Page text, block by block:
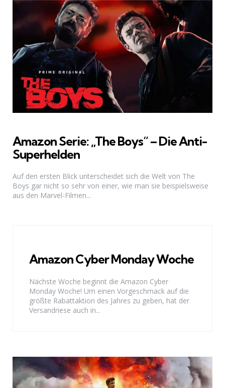
Amazon Serie: „The Boys“ – Die Anti-
Superhelden
Auf den ersten Blick unterscheidet sich die Welt von The
Boys gar nicht so sehr von einer, wie man sie beispielsweise
aus den Marvel-Filmen...
Amazon Cyber Monday Woche
Nächste Woche beginnt die Amazon Cyber
Monday Woche! Um einen Vorgeschmack auf die
größte Rabattaktion des Jahres zu geben, hat der
Versandriese auch in...